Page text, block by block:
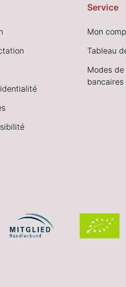
Service
Mon
Tableau
Modes
bancaires